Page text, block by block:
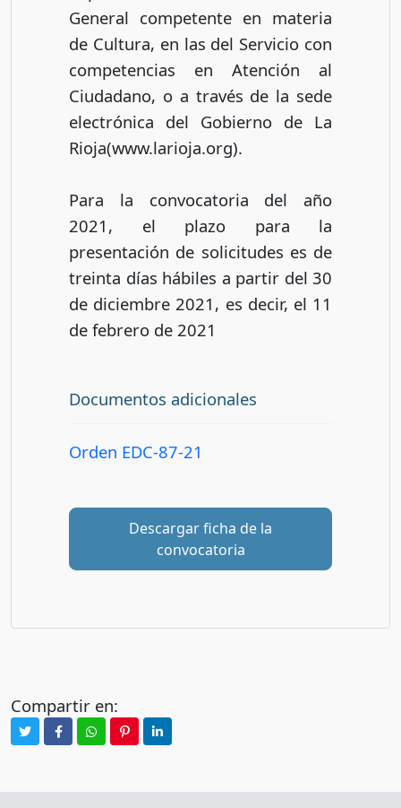
General competente en materia
de Cultura, en las del Servicio con
competencias en Atención al
Ciudadano, o a través de la sede
electrónica del Gobierno de La
Rioja(www.larioja.org).
Para la convocatoria del año
2021, el plazo para la
presentación de solicitudes es de
treinta días hábiles a partir del 30
de diciembre 2021, es decir, el 11
de febrero de 2021
Documentos adicionales
Orden EDC-87-21
Descargar ficha de la
convocatoria
Compartir en: